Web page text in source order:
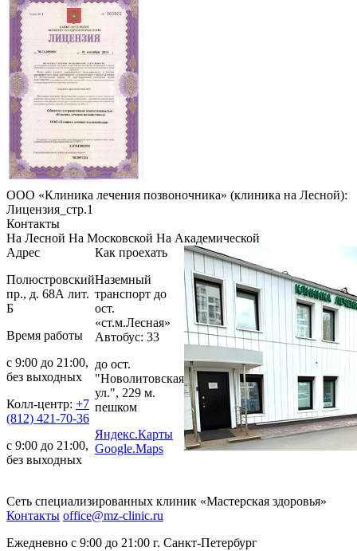
ООО «Клиника лечения позвоночника» (клиника на Лесной):
Лицензия_стр.1
Контакты
На Лесной На Московской На Академической
Адрес
Полюстровский
пр., д. 68А лит.
Б
Время работы
с 9:00 до 21:00,
без выходных
Колл-центр: +7
(812) 421-70-36
с 9:00 до 21:00,
без выходных
Как проехать
Наземный
транспорт до
ост.
«ст.м.Лесная»
Автобус: 33
до ост.
"Новолитовская
ул.", 229 м.
пешком
Яндекс.Карты
Google.Maps
Сеть специализированных клиник «Мастерская здоровья»
Контакты office@mz-clinic.ru
Ежедневно с 9:00 до 21:00 г. Санкт-Петербург